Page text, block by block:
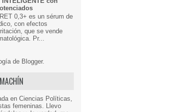
0,3+ es un sérum de
con efectos
que se vende
Pr...
de Blogger.
en Ciencias Políticas,
femeninas. Llevo